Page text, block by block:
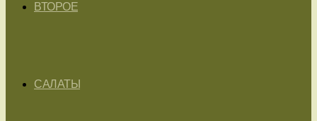
ВТОРОЕ
САЛАТЫ